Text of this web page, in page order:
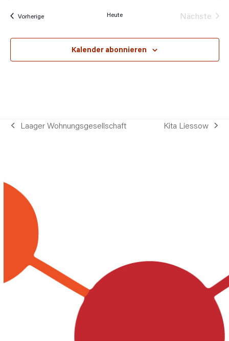
VorherigeVeranstaltungen Heute
Nächste
Kalender abonnieren
vorheriger
Laager Wohnungsgesellschaft
Nächster
Kita Liessow